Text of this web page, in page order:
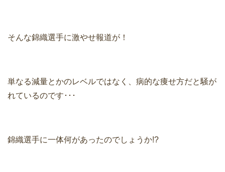
そんな錦織選手に激やせ報道が！
単なる減量とかのレベルではなく、病的な痩せ方だと騒が
れているのです･･･
錦織選手に一体何があったのでしょうか!?